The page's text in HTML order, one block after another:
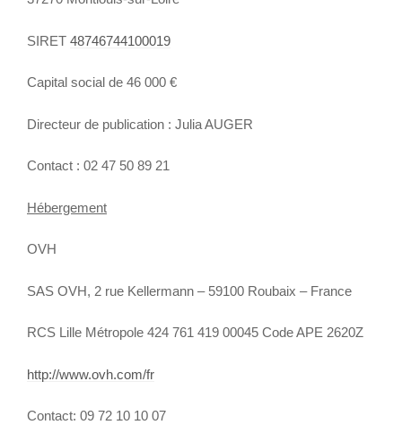
SIRET 48746744100019
Capital social de 46 000 €
Directeur de publication : Julia AUGER
Contact : 02 47 50 89 21
Hébergement
OVH
SAS OVH, 2 rue Kellermann – 59100 Roubaix – France
RCS Lille Métropole 424 761 419 00045 Code APE 2620Z
http://www.ovh.com/fr
Contact: 09 72 10 10 07